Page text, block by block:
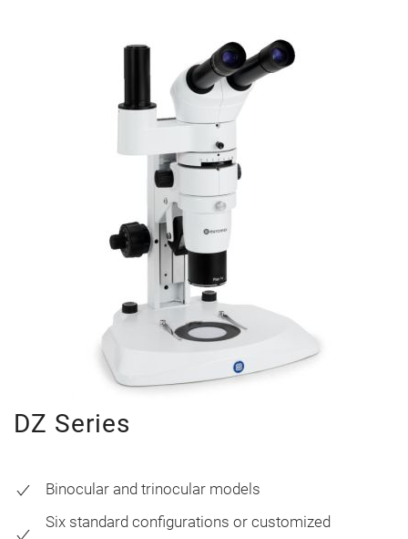
DZ Series
Binocular and trinocular models
Six standard configurations or customized